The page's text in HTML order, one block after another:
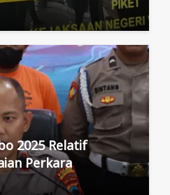
2025 Relatif
Perkara